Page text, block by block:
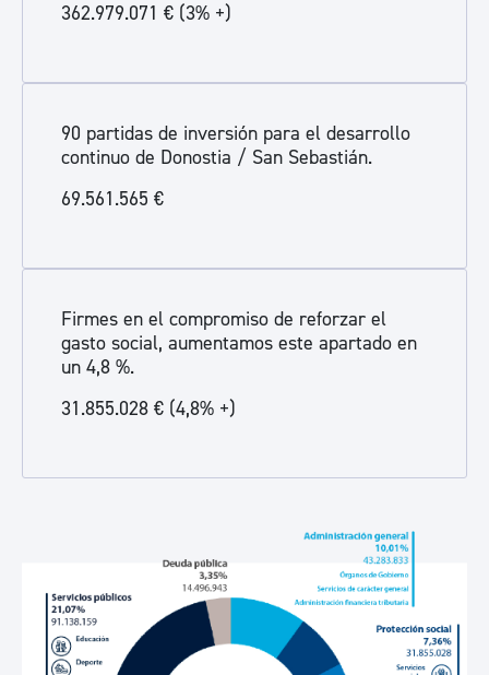
362.979.071 € (3% +)
90 partidas de inversión para el desarrollo
continuo de Donostia / San Sebastián.
69.561.565 €
Firmes en el compromiso de reforzar el
gasto social, aumentamos este apartado en
un 4,8 %.
31.855.028 € (4,8% +)